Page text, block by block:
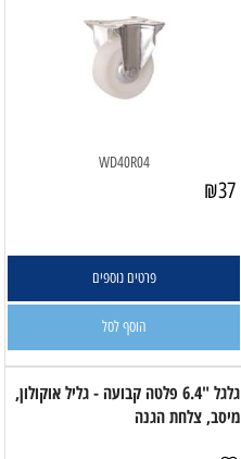
WD40R04
₪37
פרטים נוספים
הוסף לסל
גלגל "6.4 פלטה קבועה - גליל אוקולון,
מיסב, צלחת הגנה